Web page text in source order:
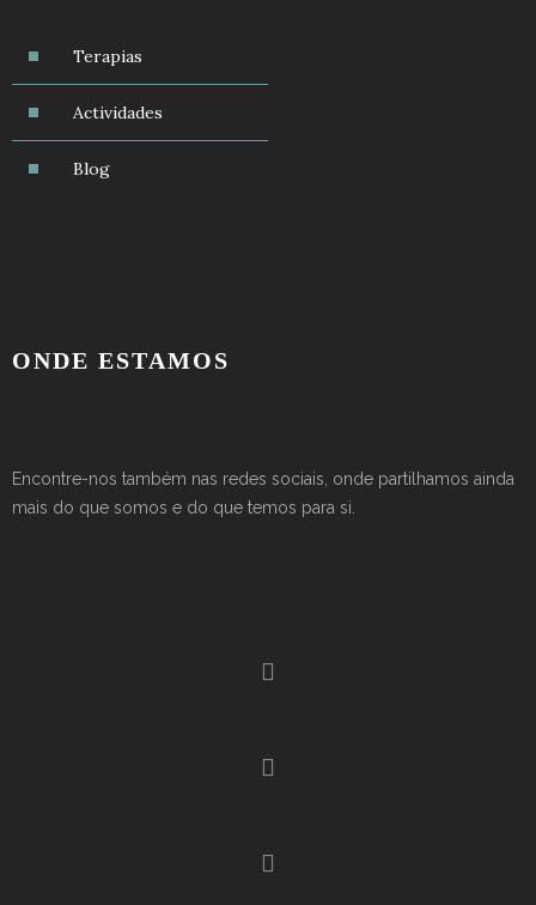
Terapias
Actividades
Blog
ONDE ESTAMOS
Encontre-nos também nas redes sociais, onde partilhamos ainda
mais do que somos e do que temos para si.